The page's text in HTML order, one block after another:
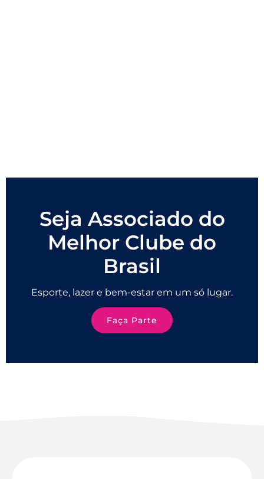
Seja Associado do
Melhor Clube do
Brasil
Esporte, lazer e bem-estar em um só lugar.
Faça Parte